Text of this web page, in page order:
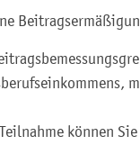
können